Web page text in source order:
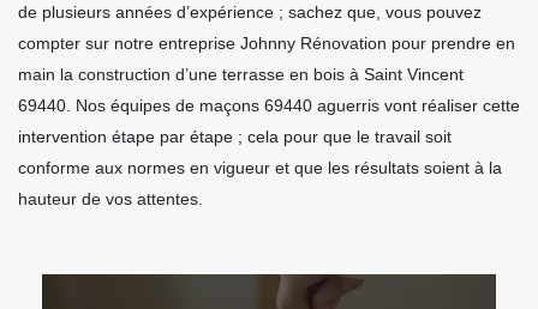
de plusieurs années d’expérience ; sachez que, vous pouvez
compter sur notre entreprise Johnny Rénovation pour prendre en
main la construction d’une terrasse en bois à Saint Vincent
69440. Nos équipes de maçons 69440 aguerris vont réaliser cette
intervention étape par étape ; cela pour que le travail soit
conforme aux normes en vigueur et que les résultats soient à la
hauteur de vos attentes.